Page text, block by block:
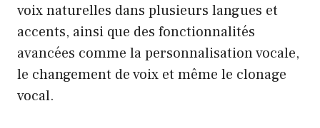
voix naturelles dans plusieurs langues et
accents, ainsi que des fonctionnalités
avancées comme la personnalisation vocale,
le changement de voix et même le clonage
vocal.